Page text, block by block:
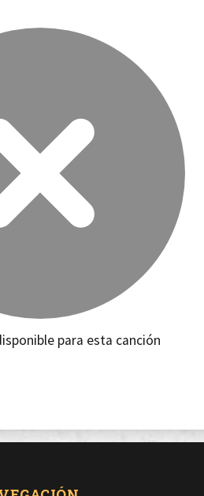
para esta canción